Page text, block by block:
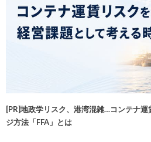
[PR]地政学リスク、港湾混雑…コンテナ
ジ方法「FFA」とは